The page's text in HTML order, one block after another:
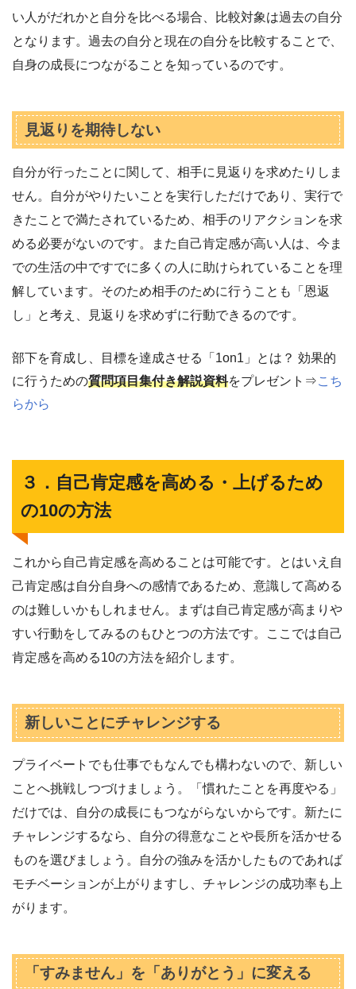
い人がだれかと自分を比べる場合、比較対象は過去の自分
となります。過去の自分と現在の自分を比較することで、
自身の成長につながることを知っているのです。
見返りを期待しない
自分が行ったことに関して、相手に見返りを求めたりしま
せん。自分がやりたいことを実行しただけであり、実行で
きたことで満たされているため、相手のリアクションを求
める必要がないのです。また自己肯定感が高い人は、今ま
での生活の中ですでに多くの人に助けられていることを理
解しています。そのため相手のために行うことも「恩返
し」と考え、見返りを求めずに行動できるのです。
部下を育成し、目標を達成させる「1on1」とは？ 効果的
に行うための質問項目集付き解説資料をプレゼント⇒こち
らから
３．自己肯定感を高める・上げるため
の10の方法
これから自己肯定感を高めることは可能です。とはいえ自
己肯定感は自分自身への感情であるため、意識して高める
のは難しいかもしれません。まずは自己肯定感が高まりや
すい行動をしてみるのもひとつの方法です。ここでは自己
肯定感を高める10の方法を紹介します。
新しいことにチャレンジする
プライベートでも仕事でもなんでも構わないので、新しい
ことへ挑戦しつづけましょう。「慣れたことを再度やる」
だけでは、自分の成長にもつながらないからです。新たに
チャレンジするなら、自分の得意なことや長所を活かせる
ものを選びましょう。自分の強みを活かしたものであれば
モチベーションが上がりますし、チャレンジの成功率も上
がります。
「すみません」を「ありがとう」に変える